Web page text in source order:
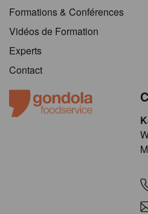
Formations & Conférences
Vidéos de Formation
Experts
Contact